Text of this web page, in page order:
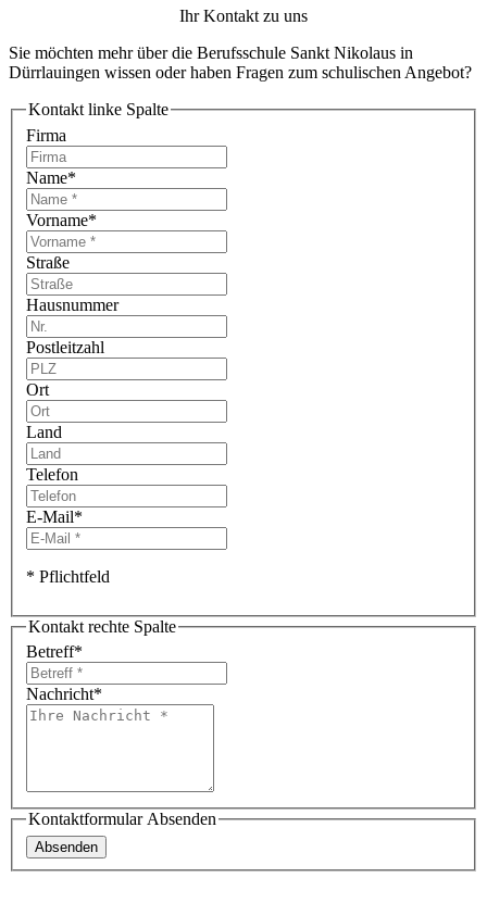
Ihr Kontakt zu uns
Sie möchten mehr über die Berufsschule Sankt Nikolaus in
Dürrlauingen wissen oder haben Fragen zum schulischen Angebot?
Kontakt linke Spalte
Firma
Name*
Vorname*
Straße
Hausnummer
Postleitzahl
Ort
Land
Telefon
E-Mail*
* Pflichtfeld
Kontakt rechte Spalte
Betreff*
Nachricht*
Kontaktformular Absenden
Absenden